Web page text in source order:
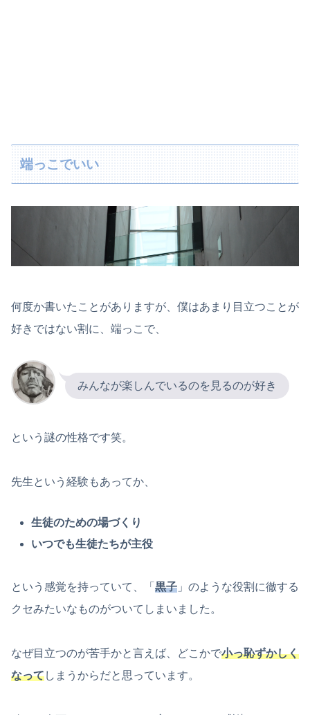
端っこでいい
何度か書いたことがありますが、僕はあまり目立つことが
好きではない割に、端っこで、
みんなが楽しんでいるのを見るのが好き
という謎の性格です笑。
先生という経験もあってか、
生徒のための場づくり
いつでも生徒たちが主役
という感覚を持っていて、「 黒子 」のような役割に徹する
クセみたいなものがついてしまいました。
なぜ目立つのが苦手かと言えば、どこかで小っ恥ずかしく
なってしまうからだと思っています。